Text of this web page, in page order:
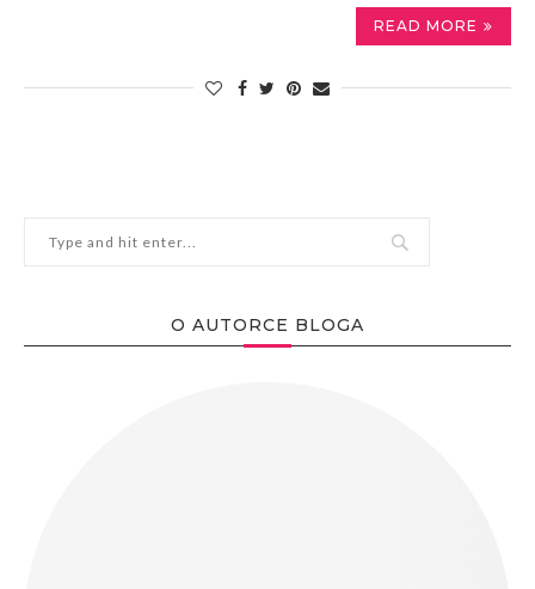
READ MORE
O AUTORCE BLOGA